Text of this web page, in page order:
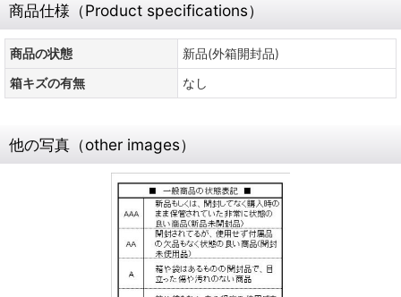
商品仕様（Product specifications）
商品の状態
新品(外箱開封品)
箱キズの有無
なし
他の写真（other images）